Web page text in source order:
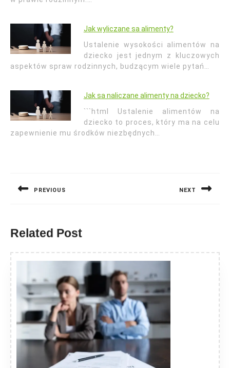
Jak wyliczane sa alimenty?
Ustalenie wysokości alimentów na
dziecko jest jednym z kluczowych
aspektów spraw rodzinnych, budzącym wiele pytań…
Jak sa naliczane alimenty na dziecko?
```html Ustalenie alimentów na
dziecko to proces, który ma na celu
zapewnienie mu środków niezbędnych…
PREVIOUS NEXT
Related Post